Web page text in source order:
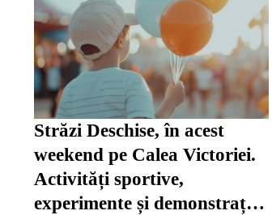
Străzi Deschise, în acest
weekend pe Calea Victoriei.
Activități sportive,
experimente și demonstrații